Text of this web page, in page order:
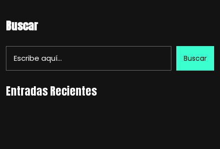
Buscar
Buscar
Entradas Recientes